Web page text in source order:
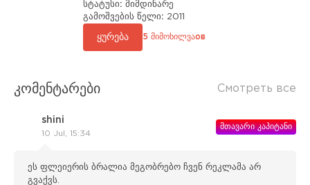
სტატუსი: მიმდინარე
გამოშვების წელი: 2011
ყურება 5 მიმოხილვაов
კომენტარები Смотреть все
shini
10 Jul, 15:34
მთავარი კაპიტანი
ეს ფლეიერის ბრალია მეგობრებო ჩვენ რეკლამა არ
გვაქვს.